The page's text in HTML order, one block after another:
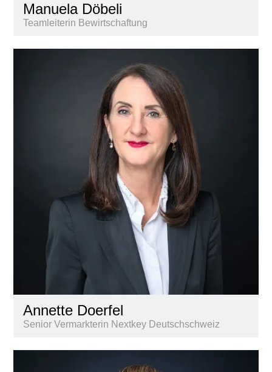
Manuela Döbeli
Teamleiterin Bewirtschaftung
Annette Doerfel
Senior Vermarkterin Nextkey Deutschschweiz